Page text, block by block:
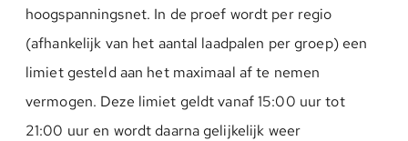
hoogspanningsnet. In de proef wordt per regio
(afhankelijk van het aantal laadpalen per groep) een
limiet gesteld aan het maximaal af te nemen
vermogen. Deze limiet geldt vanaf 15:00 uur tot
21:00 uur en wordt daarna gelijkelijk weer